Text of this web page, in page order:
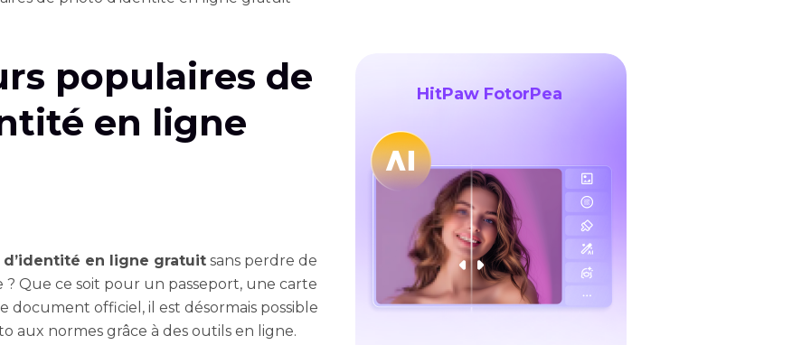
populaires de
en ligne
d’identité en ligne gratuit sans perdre de
Que ce soit pour un passeport, une carte
officiel, il est désormais possible
aux normes grâce à des outils en ligne.
HitPaw FotorPea